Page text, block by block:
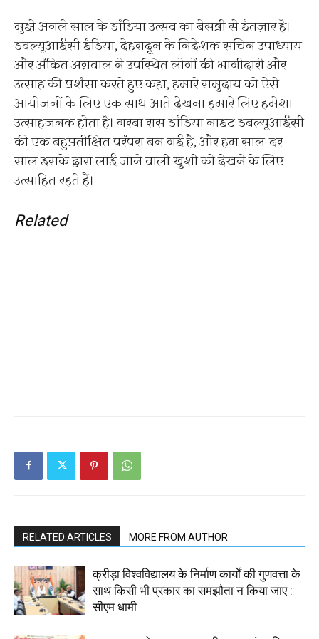
मुझे अगले साल के डांडिया उत्सव का बेसब्री से इंतज़ार है।
डबल्यूआईसी इंडिया, देहरादून के निदेशक सचिन उपाध्याय
और अंकित अग्रवाल ने उपस्थित लोगों की भागीदारी और
उत्साह की प्रशंसा करते हुए कहा, हमारे समुदाय को ऐसे
आयोजनों के लिए एक साथ आते देखना हमारे लिए हमेशा
उत्साहजनक होता है। गरबा रास डांडिया नाइट डबल्यूआईसी
की एक बहुप्रतीक्षित परंपरा बन गई है, और हम साल-दर-
साल इसके द्वारा लाई जाने वाली खुशी को देखने के लिए
उत्साहित रहते हैं।
Related
RELATED ARTICLES MORE FROM AUTHOR
क्रीड़ा विश्वविद्यालय के निर्माण कार्यों की गुणवत्ता के
साथ किसी भी प्रकार का समझौता न किया जाए :
सीएम धामी